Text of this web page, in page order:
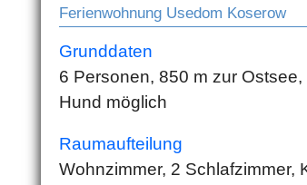
Ferienwohnung Usedom Koserow
Grunddaten
6 Personen, 850 m zur
Hund möglich
Raumaufteilung
Wohnzimmer, 2 Schlafzimmer,